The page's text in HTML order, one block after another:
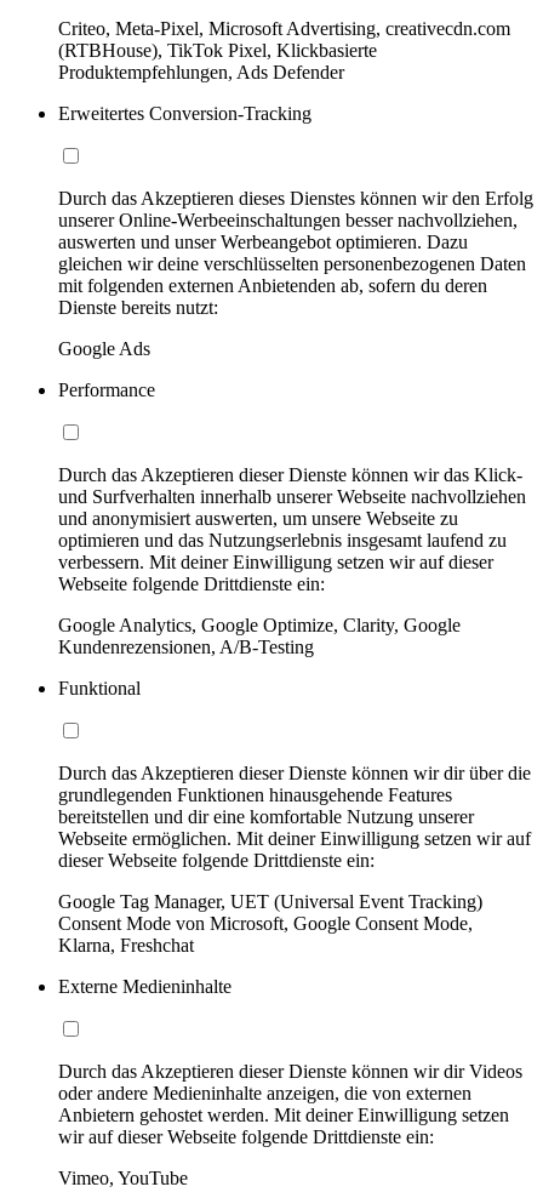
Criteo, Meta-Pixel, Microsoft Advertising, creativecdn.com
(RTBHouse), TikTok Pixel, Klickbasierte
Produktempfehlungen, Ads Defender
Erweitertes Conversion-Tracking
Durch das Akzeptieren dieses Dienstes können wir den Erfolg
unserer Online-Werbeeinschaltungen besser nachvollziehen,
auswerten und unser Werbeangebot optimieren. Dazu
gleichen wir deine verschlüsselten personenbezogenen Daten
mit folgenden externen Anbietenden ab, sofern du deren
Dienste bereits nutzt:
Google Ads
Performance
Durch das Akzeptieren dieser Dienste können wir das Klick-
und Surfverhalten innerhalb unserer Webseite nachvollziehen
und anonymisiert auswerten, um unsere Webseite zu
optimieren und das Nutzungserlebnis insgesamt laufend zu
verbessern. Mit deiner Einwilligung setzen wir auf dieser
Webseite folgende Drittdienste ein:
Google Analytics, Google Optimize, Clarity, Google
Kundenrezensionen, A/B-Testing
Funktional
Durch das Akzeptieren dieser Dienste können wir dir über die
grundlegenden Funktionen hinausgehende Features
bereitstellen und dir eine komfortable Nutzung unserer
Webseite ermöglichen. Mit deiner Einwilligung setzen wir auf
dieser Webseite folgende Drittdienste ein:
Google Tag Manager, UET (Universal Event Tracking)
Consent Mode von Microsoft, Google Consent Mode,
Klarna, Freshchat
Externe Medieninhalte
Durch das Akzeptieren dieser Dienste können wir dir Videos
oder andere Medieninhalte anzeigen, die von externen
Anbietern gehostet werden. Mit deiner Einwilligung setzen
wir auf dieser Webseite folgende Drittdienste ein:
Vimeo, YouTube